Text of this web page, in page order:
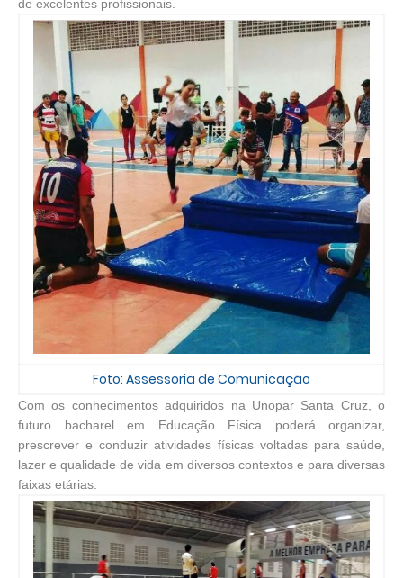
de excelentes profissionais.
Foto: Assessoria de Comunicação
Com os conhecimentos adquiridos na Unopar Santa Cruz, o
futuro bacharel em Educação Física poderá organizar,
prescrever e conduzir atividades físicas voltadas para saúde,
lazer e qualidade de vida em diversos contextos e para diversas
faixas etárias.